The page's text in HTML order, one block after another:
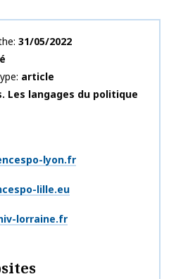
31/05/2022
article
Les langages du politique
lyon.fr
lille.eu
lorraine.fr